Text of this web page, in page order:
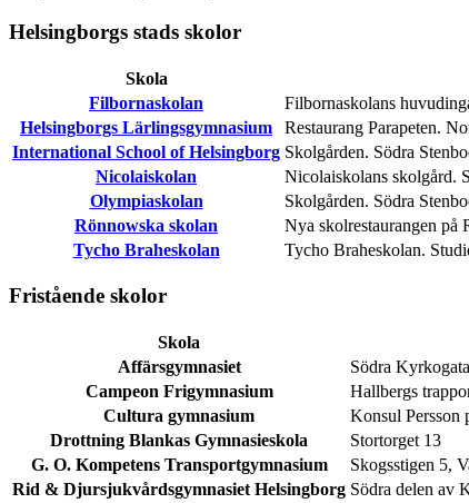
Helsingborgs stads skolor
Skola
Filbornaskolan
Filbornaskolans
Helsingborgs Lärlingsgymnasium
Restaurang Parapeten.
International School of Helsingborg Skolgården. Södra
Nicolaiskolan
Nicolaiskolans skolgård.
Olympiaskolan
Skolgården. Södra
Rönnowska skolan
Nya skolrestaurangen på
Tycho Braheskolan
Tycho Braheskolan.
Fristående skolor
Skola
Affärsgymnasiet
Södra
Campeon Frigymnasium
Hallbergs
Cultura gymnasium
Konsul Persson
Drottning Blankas Gymnasieskola
Stortorget 13
G. O. Kompetens Transportgymnasium
Skogsstigen 5,
Rid & Djursjukvårdsgymnasiet Helsingborg Södra delen av